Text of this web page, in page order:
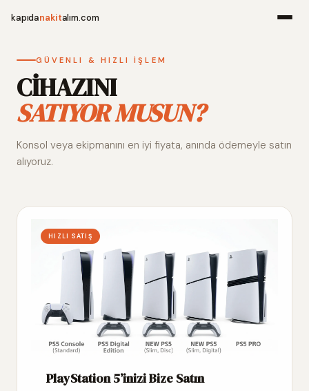
kapıdanakitalım.com
Alım
GÜVENLI & HIZLI İŞLEM
CİHAZINI
SATIYOR MUSUN?
Konsol veya ekipmanını en iyi fiyata, anında ödemeyle satın
alıyoruz.
HIZLI SATIŞ
PlayStation 5’inizi Bize Satın